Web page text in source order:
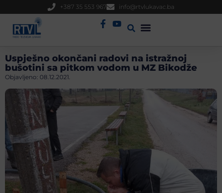
+387 35 553 967 info@rtvlukavac.ba
Uspješno okončani radovi na istražnoj
bušotini sa pitkom vodom u MZ Bikodže
Objavljeno: 08.12.2021.